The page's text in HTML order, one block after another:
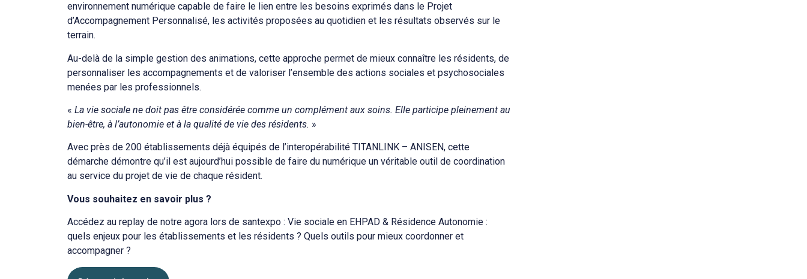
environnement numérique capable de faire le lien entre les besoins exprimés dans le Projet
d’Accompagnement Personnalisé, les activités proposées au quotidien et les résultats observés sur le
terrain.
Au-delà de la simple gestion des animations, cette approche permet de mieux connaître les résidents, de
personnaliser les accompagnements et de valoriser l’ensemble des actions sociales et psychosociales
menées par les professionnels.
« La vie sociale ne doit pas être considérée comme un complément aux soins. Elle participe pleinement au
bien-être, à l’autonomie et à la qualité de vie des résidents. »
Avec près de 200 établissements déjà équipés de l’interopérabilité TITANLINK – ANISEN, cette
démarche démontre qu’il est aujourd’hui possible de faire du numérique un véritable outil de coordination
au service du projet de vie de chaque résident.
Vous souhaitez en savoir plus ?
Accédez au replay de notre agora lors de santexpo : Vie sociale en EHPAD & Résidence Autonomie :
quels enjeux pour les établissements et les résidents ? Quels outils pour mieux coordonner et
accompagner ?